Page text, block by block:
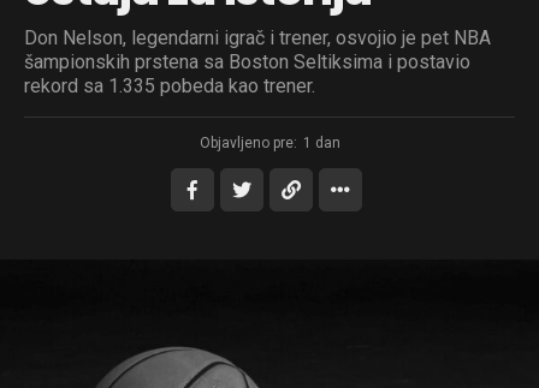
Don Nelson, legendarni igrač i trener, osvojio je pet NBA
šampionskih prstena sa Boston Seltiksima i postavio
rekord sa 1.335 pobeda kao trener.
Objavljeno pre: 1 dan